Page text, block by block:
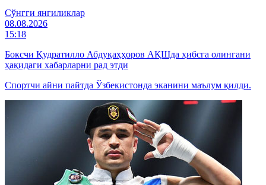
Cўнгги янгиликлар
08.08.2026
15:18
Боксчи Қудратилло Абдуқаҳҳоров АҚШда ҳибсга олингани
ҳақидаги хабарларни рад этди
Спортчи айни пайтда Ўзбекистонда эканини маълум қилди.